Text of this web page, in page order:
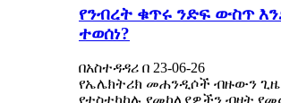
የንብረት ቁጥሩ ንድፍ ውስጥ
ተወሰነ?
በአስተዳዳሪ በ 23-06-26
የኤሌክትሪክ መሐንዲሶች ብዙውን ጊዜ